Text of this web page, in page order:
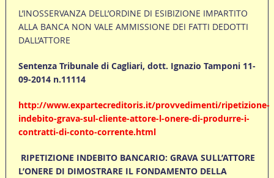
L’INOSSERVANZA DELL’ORDINE DI ESIBIZIONE IMPARTITO
ALLA BANCA NON VALE AMMISSIONE DEI FATTI DEDOTTI
DALL’ATTORE
Sentenza Tribunale di Cagliari, dott. Ignazio Tamponi 11-
09-2014 n.11114
http://www.expartecreditoris.it/provvedimenti/ripetizione-
indebito-grava-sul-cliente-attore-l-onere-di-produrre-i-
contratti-di-conto-corrente.html
RIPETIZIONE INDEBITO BANCARIO: GRAVA SULL’ATTORE
L’ONERE DI DIMOSTRARE IL FONDAMENTO DELLA